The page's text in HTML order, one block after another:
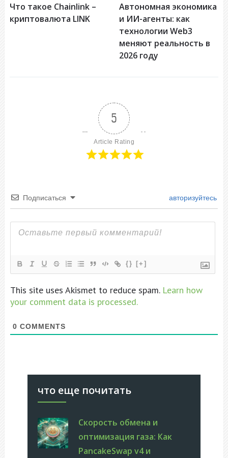
Что такое Chainlink –
криптовалюта LINK
Автономная экономика
и ИИ-агенты: как
технологии Web3
меняют реальность в
2026 году
5
Article Rating
Подписаться авторизуйтесь
{} [+]
This site uses Akismet to reduce spam. Learn how
your comment data is processed.
0 COMMENTS
что еще почитать
Скорость обмена и
оптимизация газа: Как
PancakeSwap v4 и